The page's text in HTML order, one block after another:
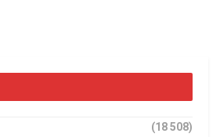
(18 508)